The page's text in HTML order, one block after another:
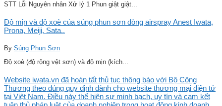
STT Lỗi Nguyên nhân Xử lý 1 Phun giật giật...
Độ mịn và độ xoè của súng phun sơn dòng airspray Anest Iwata,
Prona, Meiji, Sata..
By Súng Phun Sơn
Độ xoè (độ rộng vệt sơn) và độ mịn (kích...
Website iwata.vn đã hoàn tất thủ tục thông báo với Bộ Công
Thương theo đúng quy định dành cho website thương mại điện tử
tại Việt Nam. Điều này thể hiện sự minh bạch, uy tín và cam kết